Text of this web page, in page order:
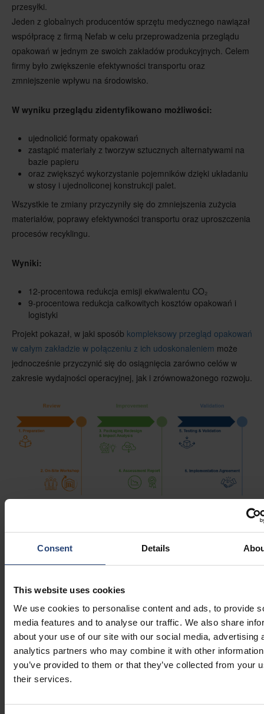
Consent Details
This website uses cookies
We use cookies to personalise content and ads, to provide
media features and to analyse our traffic. We also share
about your use of our site with our social media, advertising
analytics partners who may combine it with other
you’ve provided to them or that they’ve collected from your
their services.
przesyłki.
Jeden z globalnych producentów sprzętu medycznego nawiązał
współpracę z firmą Nefab w celu przeprowadzenia przeglądu
opakowań w jednym ze swoich zakładów produkcyjnych. Celem
firmy było zwiększenie efektywności transportu oraz
zmniejszenie wpływu na środowisko.
W wyniku przeglądu zidentyfikowano możliwości:
ujednolicić formaty opakowań
zastąpić materiały z tworzyw sztucznych alternatywami na
bazie papieru
oraz zwiększyć wykorzystanie pojemników dzięki układaniu
w stosy i ujednoliconej konstrukcji palet.
Wszystkie te zmiany przyczyniły się do zmniejszenia zużycia
materiałów, poprawy efektywności transportu oraz uproszczenia
procesów recyklingu.
Wyniki:
12-procentowa redukcja emisji ekwiwalentu CO₂
9-procentowa redukcja całkowitych kosztów opakowań i
logistyki
Projekt pokazał, w jaki sposób kompleksowy przegląd opakowań
w całym zakładzie w połączeniu z ich udoskonaleniem może
jednocześnie przyczynić się do osiągnięcia zarówno celów w
zakresie wydajności operacyjnej, jak i zrównoważonego rozwoju.
opakowaniach w praktyce
W obecnych warunkach panujących w łańcuchu dostaw firmy
koszty, zwiększyć zrównoważony rozwój oraz zapewnić
zgodność opakowań z przepisami.
Wraz ze wzrostem presji w łańcuchu dostaw nie można już
traktować opakowań jako kwestii drugorzędnej. Systematyczny
przegląd opakowań jest często pierwszym krokiem w kierunku
zmniejszenia złożoności, poprawy wydajności operacyjnej oraz